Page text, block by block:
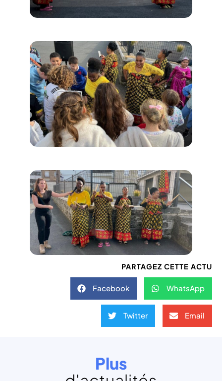
PARTAGEZ CETTE ACTU
Facebook WhatsApp
Twitter Email
Plus